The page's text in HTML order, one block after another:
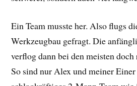
Ein Team musste her. Also flugs
Werkzeugbau gefragt. Die
verflog dann bei den meisten
So sind nur Alex und meiner